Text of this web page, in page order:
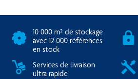
10 000 m² de stockage
avec 12 000 références
en stock
Services de livraison
ultra rapide